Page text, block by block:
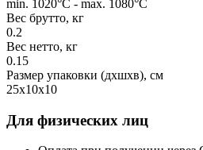
min. 1020°C - max. 1080°C
Вес брутто, кг
0.2
Вес нетто, кг
0.15
Размер упаковки (дхшхв), см
25х10х10
Для физических лиц